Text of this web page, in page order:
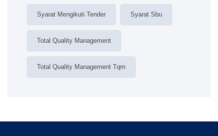
Syarat Mengikuti Tender Syarat Sbu
Total Quality Management
Total Quality Management Tqm